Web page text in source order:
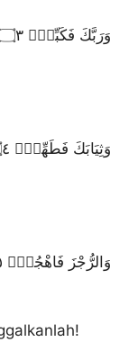
وَرَبَّكَ فَكَبِّرْۖ ۝٣
وَثِيَابَكَ فَطَهِّرْۖ ۝٤
وَالرُّجْزَ فَاهْجُرْۖ ۝٥